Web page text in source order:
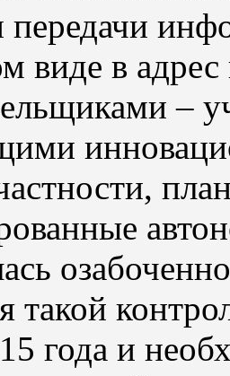
передачи
виде в
–
такой
года и